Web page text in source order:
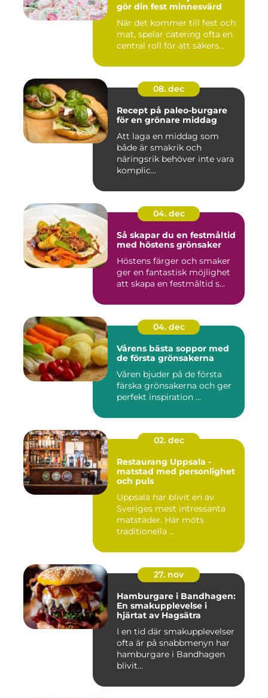
gör din fest minnesvärd
När det kommer till fest och
mat, spelar catering ofta en
central roll för att säkers...
08. dec
Recept på paleo-burgare
för en grönare middag
Att laga en middag som
både är smakrik och
näringsrik behöver inte vara
komplic...
04. dec
Så skapar du en festmåltid
med höstens grönsaker
Höstens färger och smaker
ger en fantastisk möjlighet
att skapa en festmåltid s...
04. dec
Vårens bästa soppor med
de första grönsakerna
Våren bjuder på de första
färska grönsakerna och ger
perfekt inspiration ...
02. dec
Restaurang Uppsala -
matstad med personlighet
och puls
Uppsala har blivit en av
Sveriges mest intressanta
matstäder. Här möts
traditionella ...
27. nov
Hamburgare i Bandhagen:
En smakupplevelse i
hjärtat av Hagsätra
I en tid där smakupplevelser
ofta är på snabbmenyn har
hamburgare i Bandhagen
blivit...